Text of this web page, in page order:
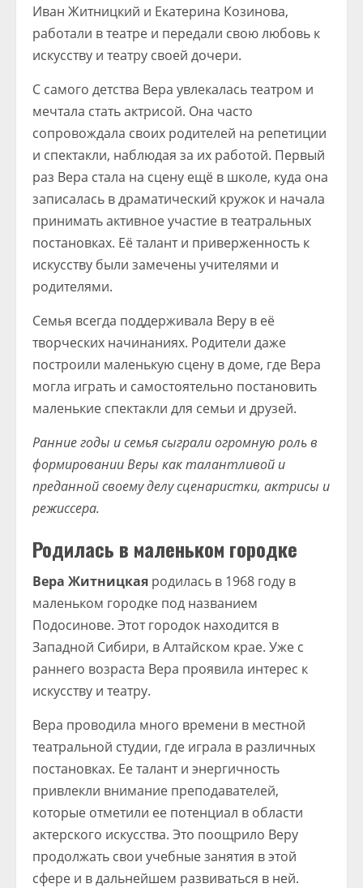
Иван Житницкий и Екатерина Козинова,
работали в театре и передали свою любовь к
искусству и театру своей дочери.
С самого детства Вера увлекалась театром и
мечтала стать актрисой. Она часто
сопровождала своих родителей на репетиции
и спектакли, наблюдая за их работой. Первый
раз Вера стала на сцену ещё в школе, куда она
записалась в драматический кружок и начала
принимать активное участие в театральных
постановках. Её талант и приверженность к
искусству были замечены учителями и
родителями.
Семья всегда поддерживала Веру в её
творческих начинаниях. Родители даже
построили маленькую сцену в доме, где Вера
могла играть и самостоятельно постановить
маленькие спектакли для семьи и друзей.
Ранние годы и семья сыграли огромную роль в
формировании Веры как талантливой и
преданной своему делу сценаристки, актрисы и
режиссера.
Родилась в маленьком городке
Вера Житницкая родилась в 1968 году в
маленьком городке под названием
Подосинове. Этот городок находится в
Западной Сибири, в Алтайском крае. Уже с
раннего возраста Вера проявила интерес к
искусству и театру.
Вера проводила много времени в местной
театральной студии, где играла в различных
постановках. Ее талант и энергичность
привлекли внимание преподавателей,
которые отметили ее потенциал в области
актерского искусства. Это поощрило Веру
продолжать свои учебные занятия в этой
сфере и в дальнейшем развиваться в ней.